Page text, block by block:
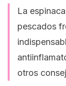
La
pescados
otros